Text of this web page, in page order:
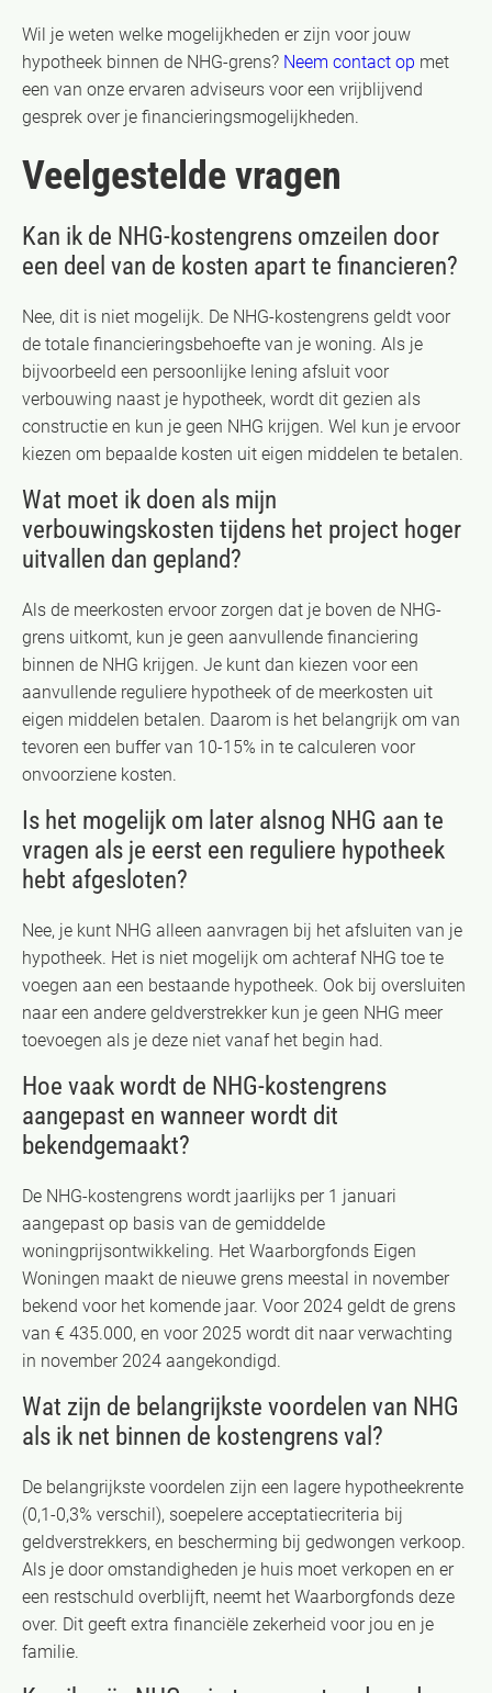
Wil je weten welke mogelijkheden er zijn voor jouw
hypotheek binnen de NHG-grens? Neem contact op met
een van onze ervaren adviseurs voor een vrijblijvend
gesprek over je financieringsmogelijkheden.
Veelgestelde vragen
Kan ik de NHG-kostengrens omzeilen door
een deel van de kosten apart te financieren?
Nee, dit is niet mogelijk. De NHG-kostengrens geldt voor
de totale financieringsbehoefte van je woning. Als je
bijvoorbeeld een persoonlijke lening afsluit voor
verbouwing naast je hypotheek, wordt dit gezien als
constructie en kun je geen NHG krijgen. Wel kun je ervoor
kiezen om bepaalde kosten uit eigen middelen te betalen.
Wat moet ik doen als mijn
verbouwingskosten tijdens het project hoger
uitvallen dan gepland?
Als de meerkosten ervoor zorgen dat je boven de NHG-
grens uitkomt, kun je geen aanvullende financiering
binnen de NHG krijgen. Je kunt dan kiezen voor een
aanvullende reguliere hypotheek of de meerkosten uit
eigen middelen betalen. Daarom is het belangrijk om van
tevoren een buffer van 10-15% in te calculeren voor
onvoorziene kosten.
Is het mogelijk om later alsnog NHG aan te
vragen als je eerst een reguliere hypotheek
hebt afgesloten?
Nee, je kunt NHG alleen aanvragen bij het afsluiten van je
hypotheek. Het is niet mogelijk om achteraf NHG toe te
voegen aan een bestaande hypotheek. Ook bij oversluiten
naar een andere geldverstrekker kun je geen NHG meer
toevoegen als je deze niet vanaf het begin had.
Hoe vaak wordt de NHG-kostengrens
aangepast en wanneer wordt dit
bekendgemaakt?
De NHG-kostengrens wordt jaarlijks per 1 januari
aangepast op basis van de gemiddelde
woningprijsontwikkeling. Het Waarborgfonds Eigen
Woningen maakt de nieuwe grens meestal in november
bekend voor het komende jaar. Voor 2024 geldt de grens
van € 435.000, en voor 2025 wordt dit naar verwachting
in november 2024 aangekondigd.
Wat zijn de belangrijkste voordelen van NHG
als ik net binnen de kostengrens val?
De belangrijkste voordelen zijn een lagere hypotheekrente
(0,1-0,3% verschil), soepelere acceptatiecriteria bij
geldverstrekkers, en bescherming bij gedwongen verkoop.
Als je door omstandigheden je huis moet verkopen en er
een restschuld overblijft, neemt het Waarborgfonds deze
over. Dit geeft extra financiële zekerheid voor jou en je
familie.